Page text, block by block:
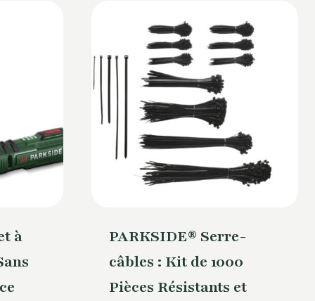
à
PARKSIDE® Serre-
câbles : Kit de 1000
Pièces Résistants et